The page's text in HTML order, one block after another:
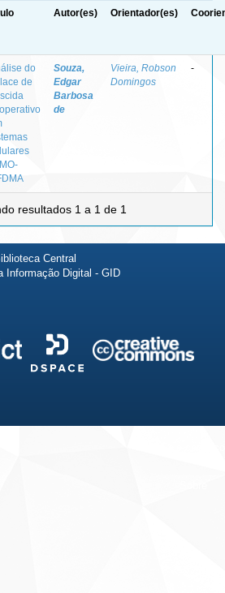
Autor(es) Orientador(es)
do
de
Souza,
Edgar
Barbosa
de
Vieira, Robson
Domingos
-
resultados 1 a 1 de 1
Central
Informação Digital - GID